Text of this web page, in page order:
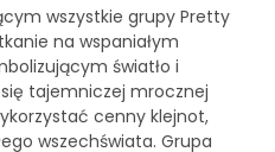
wszystkie grupy Pretty
na wspaniałym
światło i
tajemniczej mrocznej
cenny klejnot,
wszechświata. Grupa